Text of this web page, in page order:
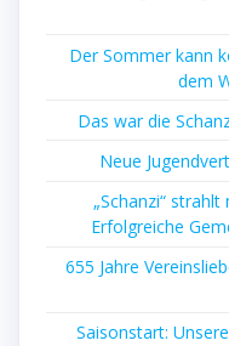
Der Sommer kann
dem
Das war die
Neue
„Schanzi“
Erfolgreiche
655 Jahre
Saisonstart: